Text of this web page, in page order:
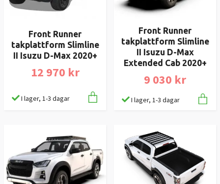
Front Runner
takplattform Slimline
II Isuzu D-Max 2020+
12 970 kr
I lager, 1-3 dagar
Front Runner
takplattform Slimline
II Isuzu D-Max
Extended Cab 2020+
9 030 kr
I lager, 1-3 dagar